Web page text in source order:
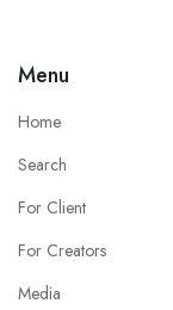
Menu
Home
Search
For Client
For Creators
Media